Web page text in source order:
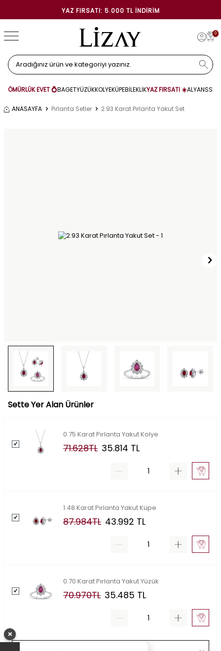
YAZ FIRSATI: 5.000 TL İNDIRIM
0
ÖMÜRLÜK EVET 💍BAGETYÜZÜKKOLYEKÜPEBİLEKLİKYAZ FIRSATI ☀️ALYANS
ANASAYFA Pırlanta Setler 2.93 Karat Pırlanta Yakut Set
Sette Yer Alan Ürünler
0.75 Karat Pırlanta Yakut Kolye
71.628TL 35.814 TL
1.48 Karat Pırlanta Yakut Küpe
87.984TL 43.992 TL
0.70 Karat Pırlanta Yakut Yüzük
70.970TL 35.485 TL
×